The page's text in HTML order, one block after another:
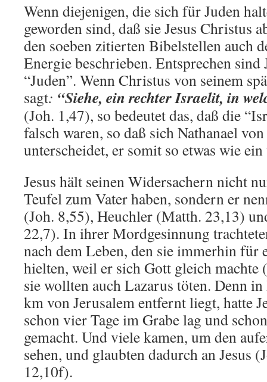
Wenn diejenigen, die sich für Juden
geworden sind, daß sie Jesus Christus
den soeben zitierten Bibelstellen auch
Energie beschrieben. Entsprechen sind
“Juden”. Wenn Christus von seinem
sagt: “Siehe, ein rechter Israelit, in
(Joh. 1,47), so bedeutet das, daß die
falsch waren, so daß sich Nathanael
unterscheidet, er somit so etwas wie
Jesus hält seinen Widersachern nicht
Teufel zum Vater haben, sondern er
(Joh. 8,55), Heuchler (Matth. 23,13)
22,7). In ihrer Mordgesinnung
nach dem Leben, den sie immerhin für
hielten, weil er sich Gott gleich machte
sie wollten auch Lazarus töten. Denn in
km von Jerusalem entfernt liegt, hatte
schon vier Tage im Grabe lag und
gemacht. Und viele kamen, um den
sehen, und glaubten dadurch an Jesus
12,10f).